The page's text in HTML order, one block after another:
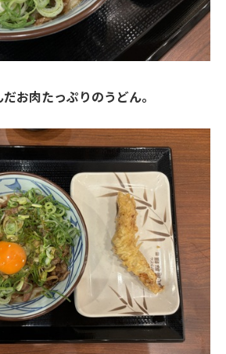
お肉たっぷりのうどん。